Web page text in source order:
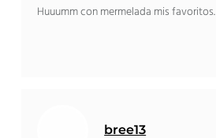
Huuumm con mermelada mis favoritos.
bree13